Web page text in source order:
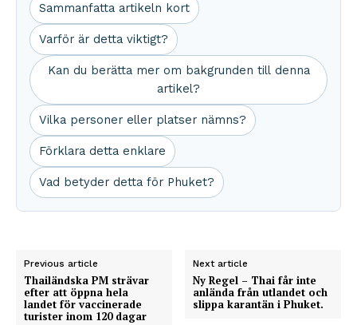
Sammanfatta artikeln kort
Varför är detta viktigt?
Kan du berätta mer om bakgrunden till denna
artikel?
Vilka personer eller platser nämns?
Förklara detta enklare
Vad betyder detta för Phuket?
Previous article
Thailändska PM strävar
efter att öppna hela
landet för vaccinerade
turister inom 120 dagar
Next article
Ny Regel – Thai får inte
anlända från utlandet och
slippa karantän i Phuket.